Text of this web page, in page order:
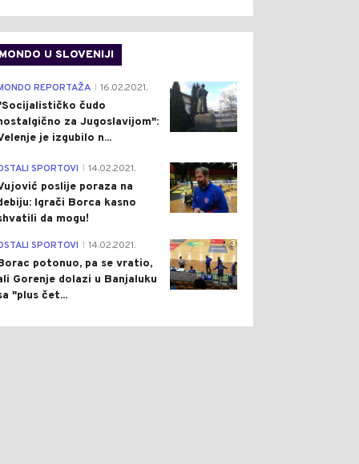
MONDO U SLOVENIJI
4
REPORTAŽA 16.02.2021.
čudo
za Jugoslavijom":
je izgubilo n...
1
SPORTOVI 14.02.2021.
poslije poraza na
Igrači Borca kasno
da mogu!
3
SPORTOVI 14.02.2021.
potonuo, pa se vratio,
Gorenje dolazi u Banjaluku
"plus čet...